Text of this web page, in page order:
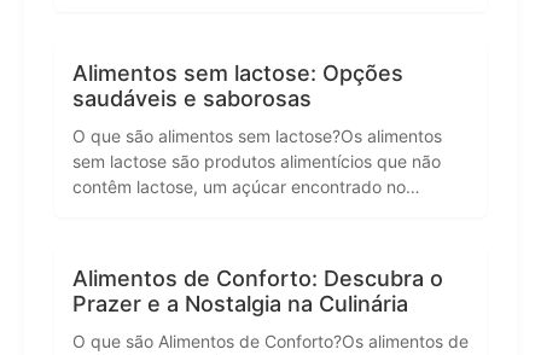
Alimentos sem lactose: Opções
saudáveis e saborosas
O que são alimentos sem lactose?Os alimentos
sem lactose são produtos alimentícios que não
contêm lactose, um açúcar encontrado no…
Alimentos de Conforto: Descubra o
Prazer e a Nostalgia na Culinária
O que são Alimentos de Conforto?Os alimentos de